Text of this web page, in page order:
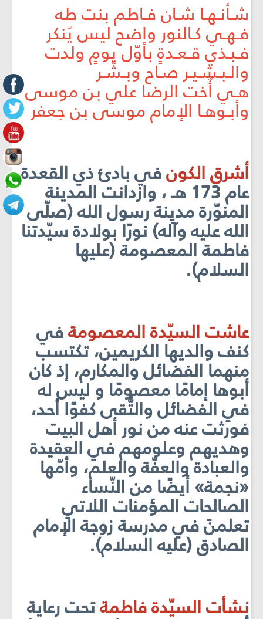
شـأنـهـا شـان فـاطم بنت طه
فـهـي كـالنور واضح ليس يُنكر
فـبـذي قـعـدةٍ بأوّل يومٍ ولدت
والـبـشـيـر صـاح وبـشّـر
هـي أُخت الرضا علي بن موسى
وأبـوهـا الإمام موسى بن جعفر
أشرق الكونفي بادئ ذي القعدة
عام 173 هـ ، وازدانت المدينة
المنوّرة مدينة رسول الله (صلّى
الله عليه وآله) نورًا بولادة سيّدتنا
فاطمة المعصومة (عليها
السلام).
عاشت السيّدة المعصومةفي
كنف والديها الكريمين، تكتسب
منهما الفضائل والمكارم، إذ كان
أبوها إمامًا معصومًا و ليس له
في الفضائل والتُّقى كفوًا أحد،
فورثت عنه من نور أهل البيت
وهديهم وعلومهم في العقيدة
والعبادة والعفّة والعلم، وأمّها
«نجمة» أيضًا من النّساء
الصالحات المؤمنات اللاتي
تعلمنَ في مدرسة زوجة الإمام
الصادق (عليه السلام).
نشأت السيّدة فاطمةتحت رعاية